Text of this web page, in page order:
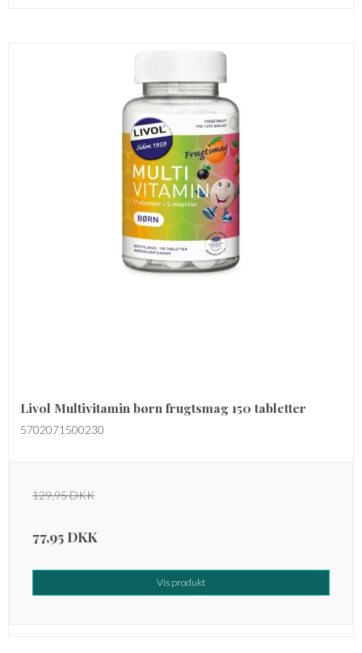
Livol Multivitamin børn frugtsmag 150 tabletter
5702071500230
129,95 DKK
77,95 DKK
Vis produkt